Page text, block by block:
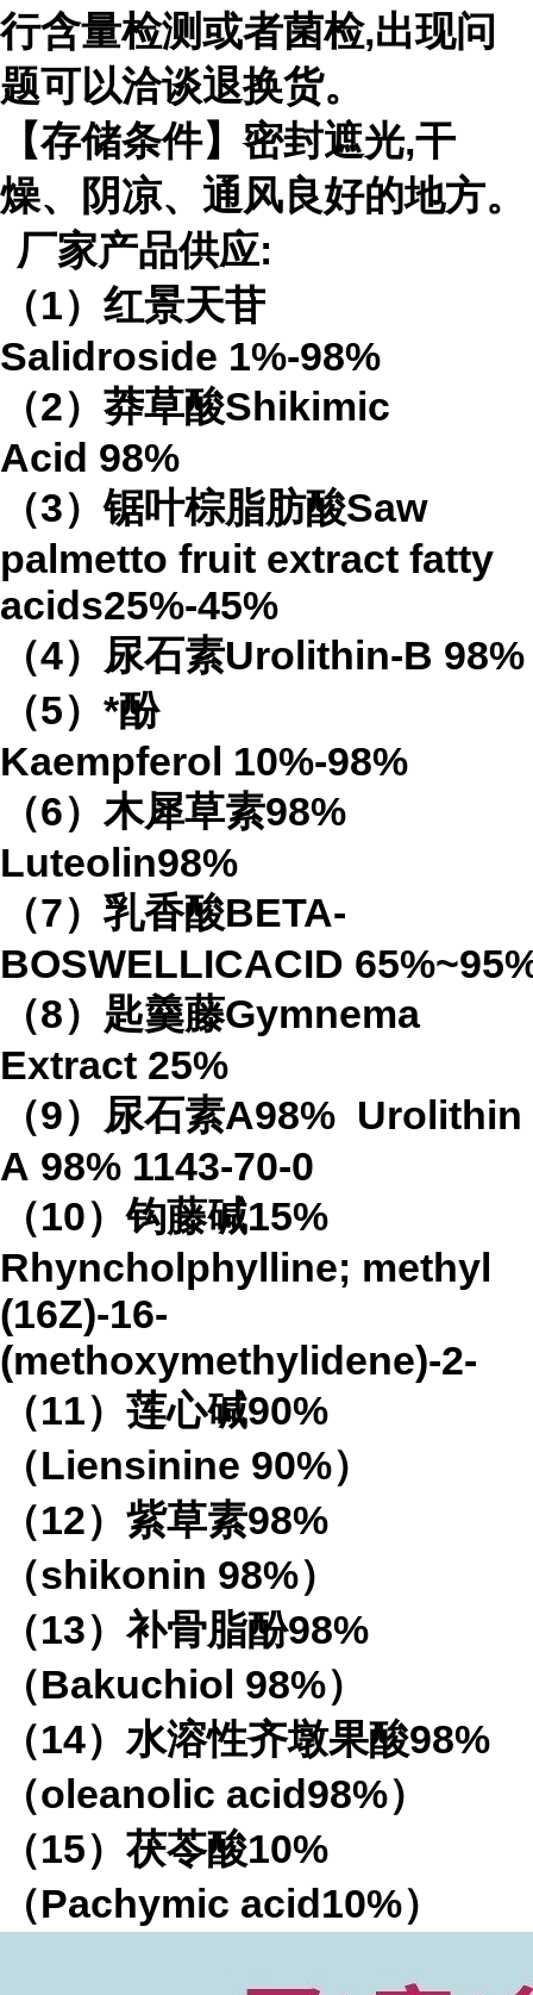
行含量检测或者菌检,出现问
题可以洽谈退换货。
【存储条件】密封遮光,干
燥、阴凉、通风良好的地方。
厂家产品供应:
（1）红景天苷
Salidroside 1%-98%
（2）莽草酸Shikimic
Acid 98%
（3）锯叶棕脂肪酸Saw
palmetto fruit extract fatty
acids25%-45%
（4） 尿石素Urolithin-B 98%
（5）*酚
Kaempferol 10%-98%
（6）木犀草素98%
Luteolin98%
（7）乳香酸BETA-
BOSWELLICACID 65%
（8）匙羹藤Gymnema
Extract 25%
（9）尿石素A98% Urolithin
A 98% 1143-70-0
（10）钩藤碱15%
Rhyncholphylline; methyl
(16Z)-16-
(methoxymethylidene)-2-
（11）莲心碱90%
（Liensinine 90%）
（12）紫草素98%
（shikonin 98%）
（13）补骨脂酚98%
（Bakuchiol 98%）
（14）水溶性齐墩果酸98%
（oleanolic acid98%）
（15）茯苓酸10%
（Pachymic acid10%）